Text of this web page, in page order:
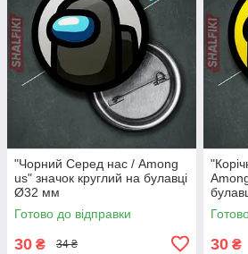
"Чорний Серед нас / Among
us" значок круглий на булавці
Ø32 мм
Готово до відправки
30 ₴ 34 ₴ 30 ₴